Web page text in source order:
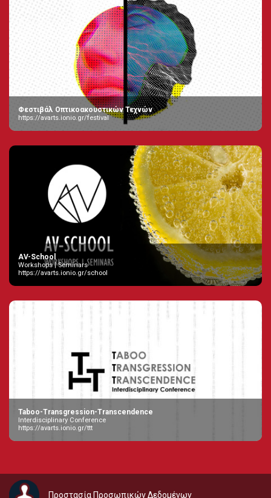
Φεστιβάλ Οπτικοακουστικών Τεχνών
https://avarts.ionio.gr/festival
AV-School
Workshops | Seminars
https://avarts.ionio.gr/school
Taboo-Transgression-Transcendence
Interdisciplinary Conference
https://avarts.ionio.gr/ttt
Προστασία Προσωπικών Δεδομένων